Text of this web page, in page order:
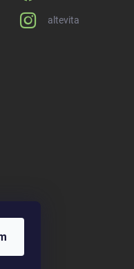
altevita